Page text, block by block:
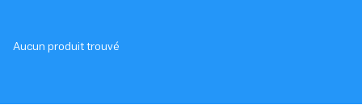
Aucun produit trouvé